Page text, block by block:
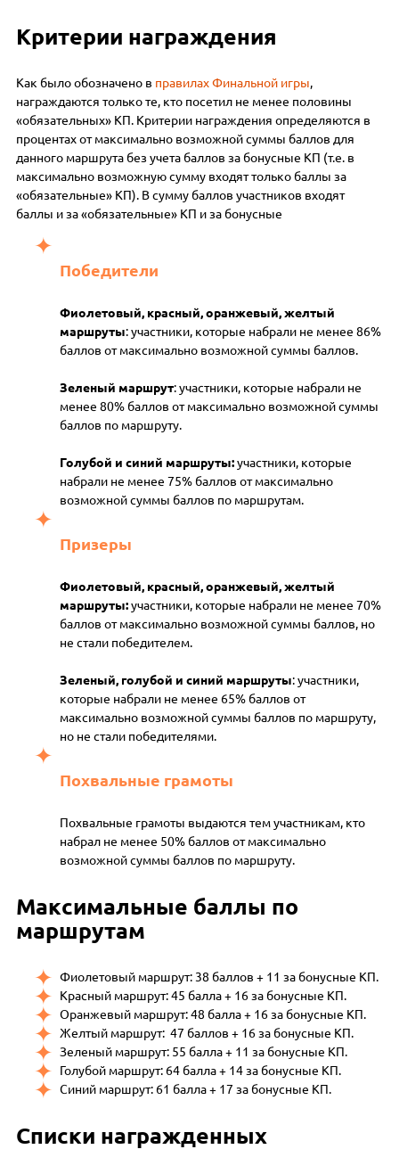
Критерии награждения
Как было обозначено в правилах Финальной игры,
награждаются только те, кто посетил не менее половины
«обязательных» КП. Критерии награждения определяются в
процентах от максимально возможной суммы баллов для
данного маршрута без учета баллов за бонусные КП (т.е. в
максимально возможную сумму входят только баллы за
«обязательные» КП). В сумму баллов участников входят
баллы и за «обязательные» КП и за бонусные
Победители
Фиолетовый, красный, оранжевый, желтый
маршруты: участники, которые набрали не менее 86%
баллов от максимально возможной суммы баллов.
Зеленый маршрут: участники, которые набрали не
менее 80% баллов от максимально возможной суммы
баллов по маршруту.
Голубой и синий маршруты:участники, которые
набрали не менее 75% баллов от максимально
возможной суммы баллов по маршрутам.
Призеры
Фиолетовый, красный, оранжевый, желтый
маршруты:участники, которые набрали не менее 70%
баллов от максимально возможной суммы баллов, но
не стали победителем.
Зеленый, голубой и синий маршруты: участники,
которые набрали не менее 65% баллов от
максимально возможной суммы баллов по маршруту,
но не стали победителями.
Похвальные грамоты
Похвальные грамоты выдаются тем участникам, кто
набрал не менее 50% баллов от максимально
возможной суммы баллов по маршруту.
Максимальные баллы по
маршрутам
Фиолетовый маршрут: 38 баллов + 11 за бонусные КП.
Красный маршрут: 45 балла + 16 за бонусные КП.
Оранжевый маршрут: 48 балла + 16 за бонусные КП.
Желтый маршрут: 47 баллов + 16 за бонусные КП.
Зеленый маршрут: 55 балла + 11 за бонусные КП.
Голубой маршрут: 64 балла + 14 за бонусные КП.
Синий маршрут: 61 балла + 17 за бонусные КП.
Списки награжденных